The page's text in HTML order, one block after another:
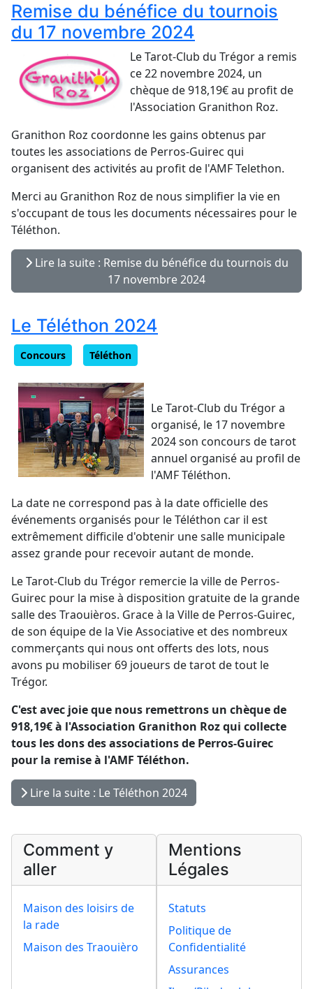
Remise du bénéfice du tournois
du 17 novembre 2024
Le Tarot-Club du Trégor a remis
ce 22 novembre 2024, un
chèque de 918,19€ au profit de
l'Association Granithon Roz.
Granithon Roz coordonne les gains obtenus par
toutes les associations de Perros-Guirec qui
organisent des activités au profit de l'AMF Telethon.
Merci au Granithon Roz de nous simplifier la vie en
s'occupant de tous les documents nécessaires pour le
Téléthon.
Lire la suite : Remise du bénéfice du tournois du
17 novembre 2024
Le Téléthon 2024
Concours Téléthon
Le Tarot-Club du Trégor a
organisé, le 17 novembre
2024 son concours de tarot
annuel organisé au profil de
l'AMF Téléthon.
La date ne correspond pas à la date officielle des
événements organisés pour le Téléthon car il est
extrêmement difficile d'obtenir une salle municipale
assez grande pour recevoir autant de monde.
Le Tarot-Club du Trégor remercie la ville de Perros-
Guirec pour la mise à disposition gratuite de la grande
salle des Traouièros. Grace à la Ville de Perros-Guirec,
de son équipe de la Vie Associative et des nombreux
commerçants qui nous ont offerts des lots, nous
avons pu mobiliser 69 joueurs de tarot de tout le
Trégor.
C'est avec joie que nous remettrons un chèque de
918,19€ à l'Association Granithon Roz qui collecte
tous les dons des associations de Perros-Guirec
pour la remise à l'AMF Téléthon.
Lire la suite : Le Téléthon 2024
Comment y
aller
Maison des loisirs de
la rade
Maison des Traouièro
Mentions
Légales
Statuts
Politique de
Confidentialité
Assurances